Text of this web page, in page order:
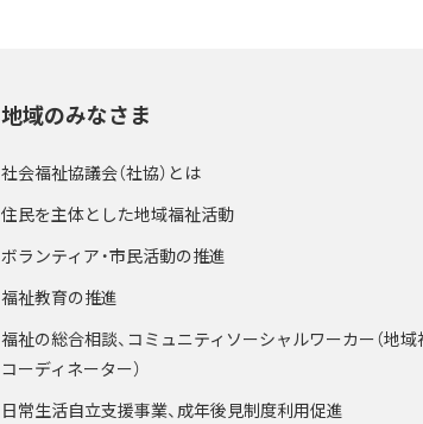
地域のみなさま
社会福祉協議会（社協）とは
住民を主体とした地域福祉活動
ボランティア・市民活動の推進
福祉教育の推進
福祉の総合相談、コミュニティソーシャルワーカー（地域
コーディネーター）
日常生活自立支援事業、成年後見制度利用促進